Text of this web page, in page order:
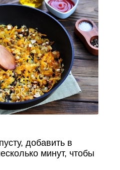
добавить в
минут, чтобы